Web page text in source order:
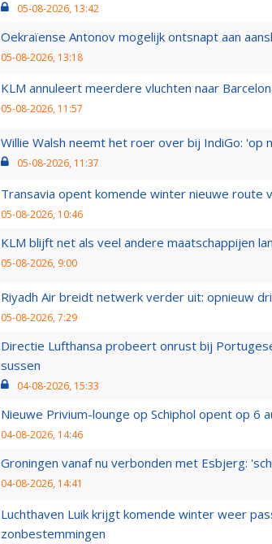
05-08-2026, 13:42
Oekraïense Antonov mogelijk ontsnapt aan
05-08-2026, 13:18
KLM annuleert meerdere vluchten naar
05-08-2026, 11:57
Willie Walsh neemt het roer over bij IndiGo: 'op
05-08-2026, 11:37
Transavia opent komende winter nieuwe route
05-08-2026, 10:46
KLM blijft net als veel andere maatschappijen
05-08-2026, 9:00
Riyadh Air breidt netwerk verder uit: opnieuw
05-08-2026, 7:29
Directie Lufthansa probeert onrust bij
sussen
04-08-2026, 15:33
Nieuwe Privium-lounge op Schiphol opent op 6
04-08-2026, 14:46
Groningen vanaf nu verbonden met Esbjerg:
04-08-2026, 14:41
Luchthaven Luik krijgt komende winter weer
zonbestemmingen